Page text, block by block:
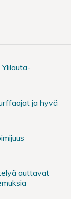
ja hyvä
auttavat